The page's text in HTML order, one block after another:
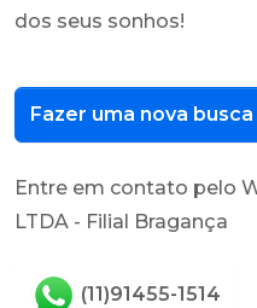
dos seus sonhos!
Fazer uma nova busca
Entre em contato pelo
LTDA - Filial Bragança
(11)91455-1514